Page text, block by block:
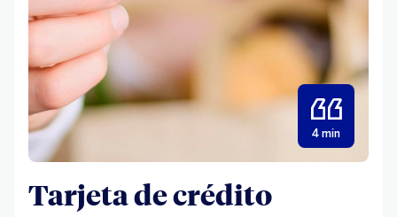
4 min
Tarjeta de crédito